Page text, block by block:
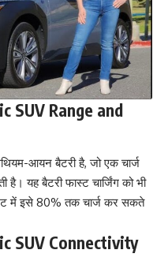
SUV Range and
आयन बैटरी है, जो एक चार्ज
यह बैटरी फास्ट चार्जिंग को भी
में इसे 80% तक चार्ज कर सकते
SUV Connectivity